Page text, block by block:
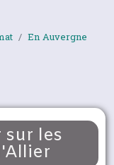
En Auvergne
sur les